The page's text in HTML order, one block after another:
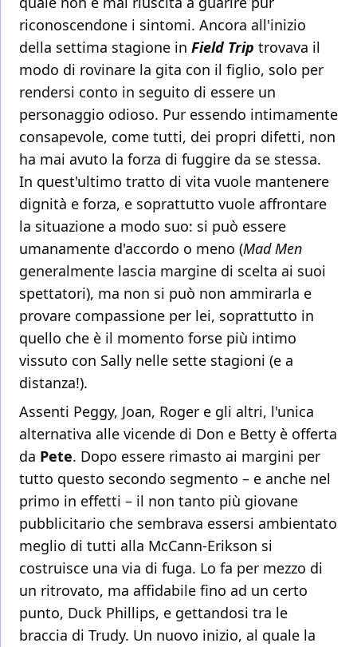
riconoscendone i sintomi. Ancora all'inizio
della settima stagione in Field Trip trovava il
modo di rovinare la gita con il figlio, solo per
rendersi conto in seguito di essere un
personaggio odioso. Pur essendo intimamente
consapevole, come tutti, dei propri difetti, non
ha mai avuto la forza di fuggire da se stessa.
In quest'ultimo tratto di vita vuole mantenere
dignità e forza, e soprattutto vuole affrontare
la situazione a modo suo: si può essere
umanamente d'accordo o meno (Mad Men
generalmente lascia margine di scelta ai suoi
spettatori), ma non si può non ammirarla e
provare compassione per lei, soprattutto in
quello che è il momento forse più intimo
vissuto con Sally nelle sette stagioni (e a
distanza!).
Assenti Peggy, Joan, Roger e gli altri, l'unica
alternativa alle vicende di Don e Betty è offerta
da Pete. Dopo essere rimasto ai margini per
tutto questo secondo segmento – e anche nel
primo in effetti – il non tanto più giovane
pubblicitario che sembrava essersi ambientato
meglio di tutti alla McCann-Erikson si
costruisce una via di fuga. Lo fa per mezzo di
un ritrovato, ma affidabile fino ad un certo
punto, Duck Phillips, e gettandosi tra le
braccia di Trudy. Un nuovo inizio, al quale la